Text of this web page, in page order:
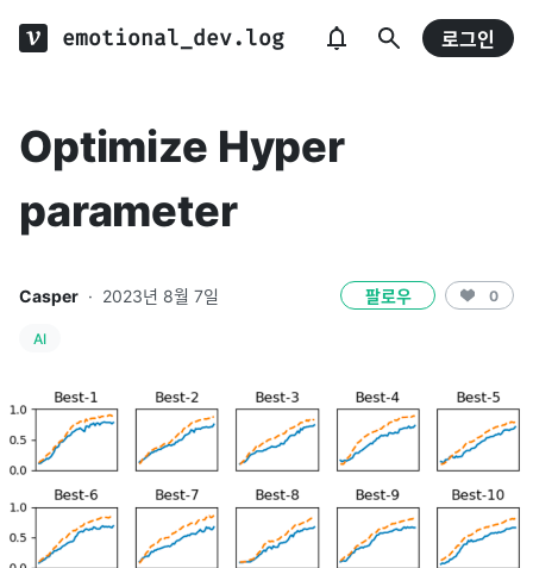
emotional_dev.log 로그인
Optimize Hyper
parameter
Casper · 2023년 8월 7일 팔로우 0
AI